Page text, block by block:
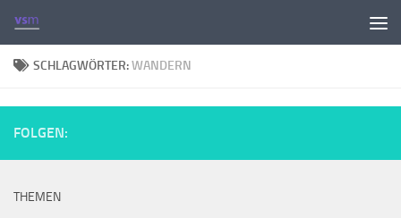
Zum Inhalt springen
SCHLAGWÖRTER:WANDERN
FOLGEN:
THEMEN